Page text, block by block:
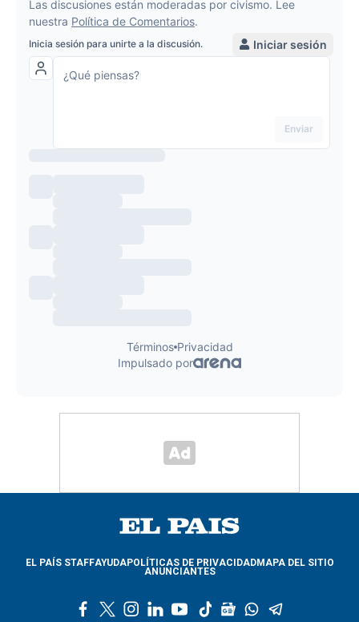
EL PAÍS STAFFAYUDAPOLÍTICAS DE PRIVACIDADMAPA DEL SITIO
ANUNCIANTES
l
y
t
g
w